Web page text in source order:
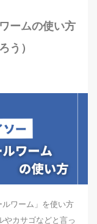
ームの使い方
う）
ワーム」を使い方
やカサゴなどと言っ